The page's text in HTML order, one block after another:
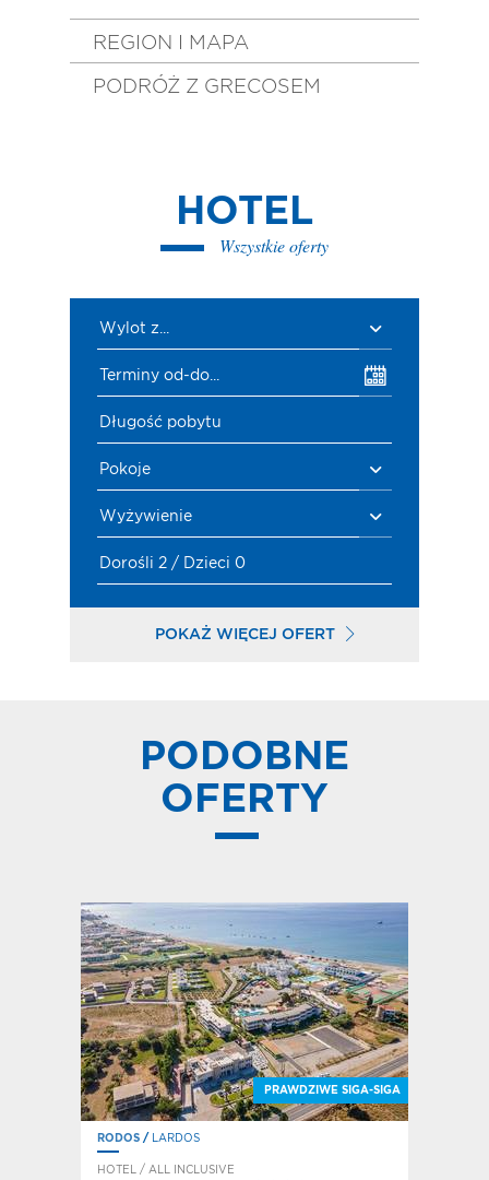
REGION I MAPA
PODRÓŻ Z GRECOSEM
HOTEL
Wszystkie oferty
Wylot z...
Terminy od-do...
Długość pobytu
Pokoje
Wyżywienie
Dorośli 2 / Dzieci 0
POKAŻ WIĘCEJ OFERT
PODOBNE
OFERTY
PRAWDZIWE SIGA-SIGA
RODOS / LARDOS
HOTEL / ALL INCLUSIVE